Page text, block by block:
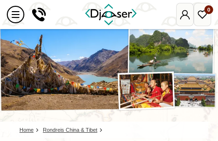
Mijn
Djoser
0
Home Rondreis China & Tibet